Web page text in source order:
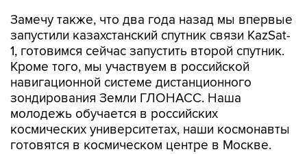
Замечу также, что два года назад мы впервые
запустили казахстанский спутник связи KazSat-
1, готовимся сейчас запустить второй спутник.
Кроме того, мы участвуем в российской
навигационной системе дистанционного
зондирования Земли ГЛОНАСС. Наша
молодежь обучается в российских
космических университетах, наши космонавты
готовятся в космическом центре в Москве.